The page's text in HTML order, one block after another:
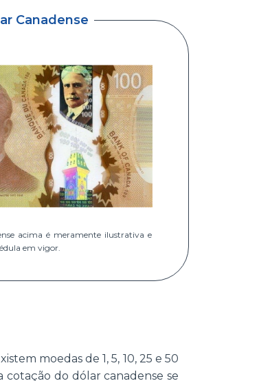
Canadense
acima é meramente ilustrativa e
em vigor.
moedas de 1, 5, 10, 25 e 50
cotação do dólar canadense se